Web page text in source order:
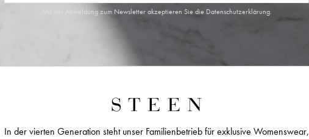
Mit der Anmeldung zum Newsletter akzeptieren Sie die Datenschutzerklärung.
In der vierten Generation steht unser Familienbetrieb für exklusive Womenswear,